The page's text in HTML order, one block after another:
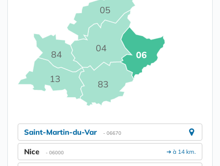
04
05
06
13 83
84
Saint-Martin-du-Var - 06670
➔ à 14 km.
Nice - 06000